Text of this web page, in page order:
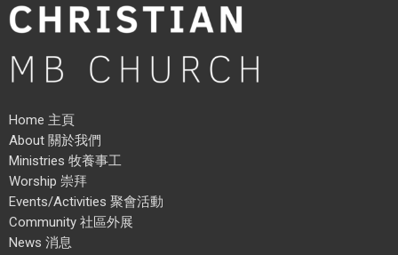
Home 主頁
About 關於我們
Ministries 牧養事工
Worship 崇拜
Events/Activities 聚會活動
Community 社區外展
News 消息